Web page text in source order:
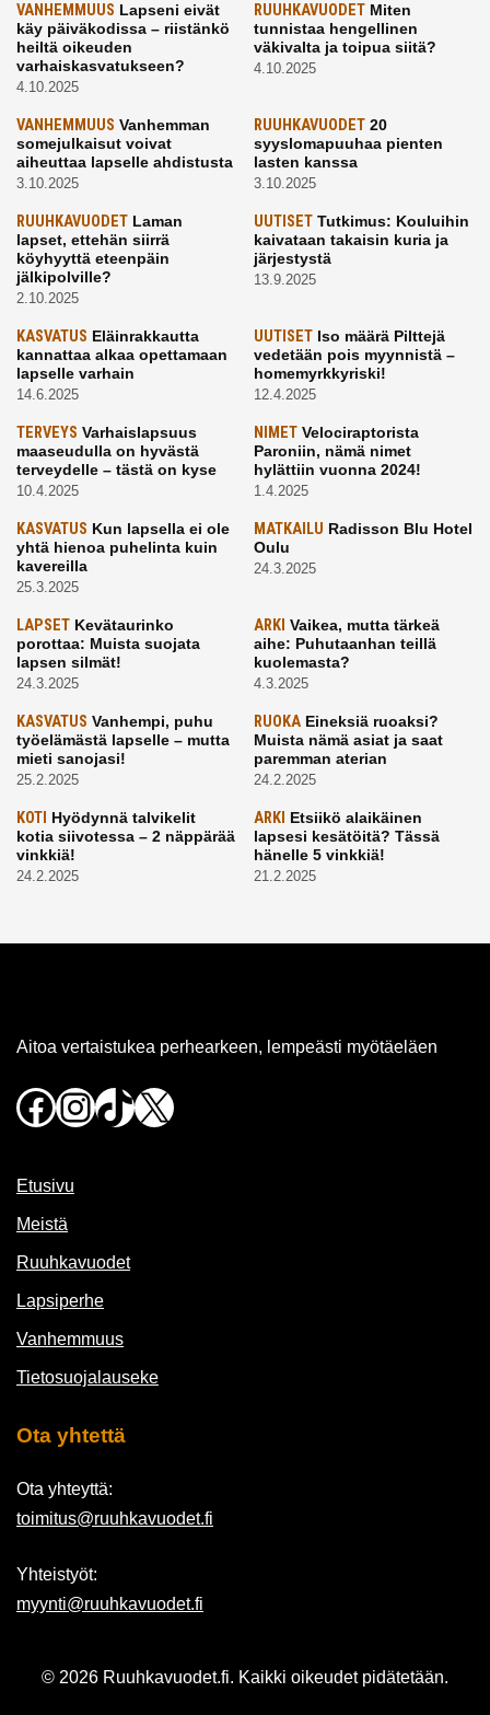
VANHEMMUUS Lapseni eivät
käy päiväkodissa – riistänkö
heiltä oikeuden
varhaiskasvatukseen?
4.10.2025
RUUHKAVUODETMiten
tunnistaa hengellinen
väkivalta ja toipua siitä?
4.10.2025
VANHEMMUUS Vanhemman
somejulkaisut voivat
aiheuttaa lapselle ahdistusta
3.10.2025
RUUHKAVUODET20
syyslomapuuhaa pienten
lasten kanssa
3.10.2025
RUUHKAVUODET Laman
lapset, ettehän siirrä
köyhyyttä eteenpäin
jälkipolville?
2.10.2025
UUTISETTutkimus: Kouluihin
kaivataan takaisin kuria ja
järjestystä
13.9.2025
KASVATUS Eläinrakkautta
kannattaa alkaa opettamaan
lapselle varhain
14.6.2025
UUTISETIso määrä Pilttejä
vedetään pois myynnistä –
homemyrkkyriski!
12.4.2025
TERVEYS Varhaislapsuus
maaseudulla on hyvästä
terveydelle – tästä on kyse
10.4.2025
NIMETVelociraptorista
Paroniin, nämä nimet
hylättiin vuonna 2024!
1.4.2025
KASVATUS Kun lapsella ei ole
yhtä hienoa puhelinta kuin
kavereilla
25.3.2025
MATKAILU Radisson Blu Hotel
Oulu
24.3.2025
LAPSET Kevätaurinko
porottaa: Muista suojata
lapsen silmät!
24.3.2025
ARKI Vaikea, mutta tärkeä
aihe: Puhutaanhan teillä
kuolemasta?
4.3.2025
KASVATUS Vanhempi, puhu
työelämästä lapselle – mutta
mieti sanojasi!
25.2.2025
RUOKAEineksiä ruoaksi?
Muista nämä asiat ja saat
paremman aterian
24.2.2025
KOTI Hyödynnä talvikelit
kotia siivotessa – 2 näppärää
vinkkiä!
24.2.2025
ARKI Etsiikö alaikäinen
lapsesi kesätöitä? Tässä
hänelle 5 vinkkiä!
21.2.2025
Aitoa vertaistukea perhearkeen, lempeästi myötäeläen
Facebook
Instagram
TikTok
X
Etusivu
Meistä
Ruuhkavuodet
Lapsiperhe
Vanhemmuus
Tietosuojalauseke
Ota yhtettä
Ota yhteyttä:
toimitus@ruuhkavuodet.fi
Yhteistyöt:
myynti@ruuhkavuodet.fi
© 2026 Ruuhkavuodet.fi. Kaikki oikeudet pidätetään.